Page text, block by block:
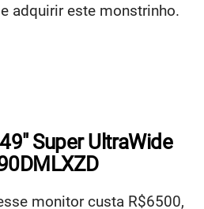
adquirir este monstrinho.
Super UltraWide
monitor custa R$6500,